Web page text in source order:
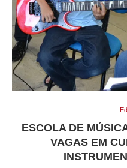
ESCOLA DE
VAGAS EM